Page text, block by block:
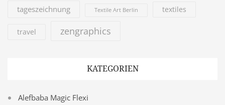
tageszeichnung Textile Art Berlin textiles
travel zengraphics
KATEGORIEN
Alefbaba Magic Flexi